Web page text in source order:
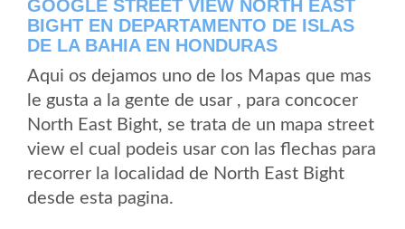
GOOGLE STREET VIEW NORTH EAST
BIGHT EN DEPARTAMENTO DE ISLAS
DE LA BAHIA EN HONDURAS
Aqui os dejamos uno de los Mapas que mas
le gusta a la gente de usar , para concocer
North East Bight, se trata de un mapa street
view el cual podeis usar con las flechas para
recorrer la localidad de North East Bight
desde esta pagina.